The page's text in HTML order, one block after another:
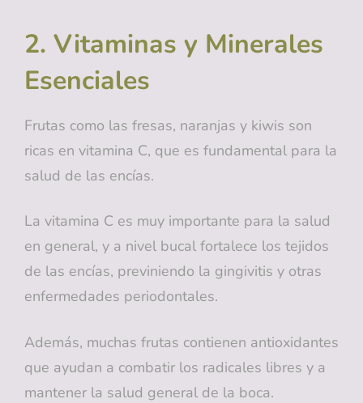
2. Vitaminas y Minerales
Esenciales
Frutas como las fresas, naranjas y kiwis son
ricas en vitamina C, que es fundamental para la
salud de las encías.
La vitamina C es muy importante para la salud
en general, y a nivel bucal fortalece los tejidos
de las encías, previniendo la gingivitis y otras
enfermedades periodontales.
Además, muchas frutas contienen antioxidantes
que ayudan a combatir los radicales libres y a
mantener la salud general de la boca.